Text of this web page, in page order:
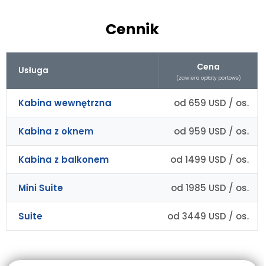
Cennik
Usługa Cena
(zawiera opłaty portowe)
Kabina wewnętrzna od 659 USD / os.
Kabina z oknem od 959 USD / os.
Kabina z balkonem od 1499 USD / os.
Mini Suite od 1985 USD / os.
Suite od 3449 USD / os.